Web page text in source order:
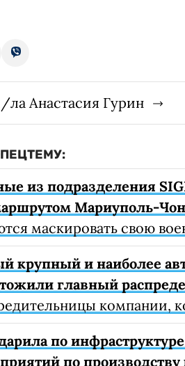
ла Анастасия Гурин
из подразделения
Мариуполь-
маскировать свою
крупный и наиболее
главный
компании,
по
по